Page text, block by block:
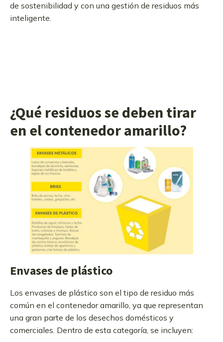
de sostenibilidad y con una gestión de residuos más
inteligente.
¿Qué residuos se deben tirar
en el contenedor amarillo?
Envases de plástico
Los envases de plástico son el tipo de residuo más
común en el contenedor amarillo, ya que representan
una gran parte de los desechos domésticos y
comerciales. Dentro de esta categoría, se incluyen: